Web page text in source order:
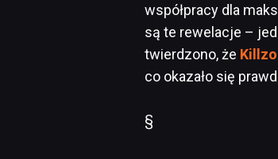
współpracy dla
są te rewelacje –
twierdzono, że
co okazało się
§